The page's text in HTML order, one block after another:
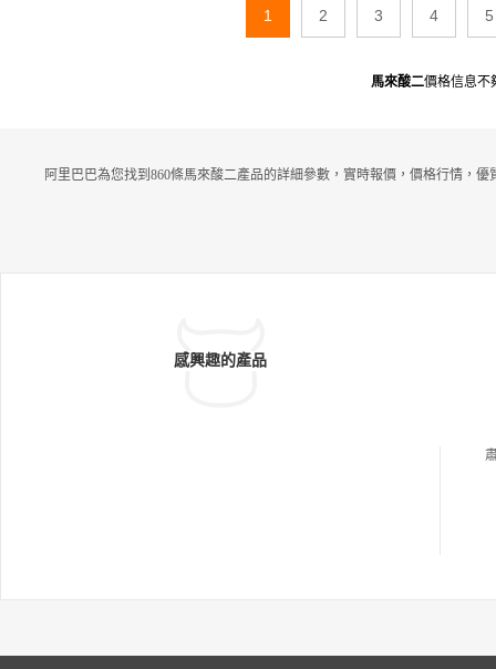
1 2 3 4 5
馬來酸二價格信息不
阿里巴巴為您找到860條馬來酸二產品的詳細參數，實時報價，價格行情，優
感興趣的產品